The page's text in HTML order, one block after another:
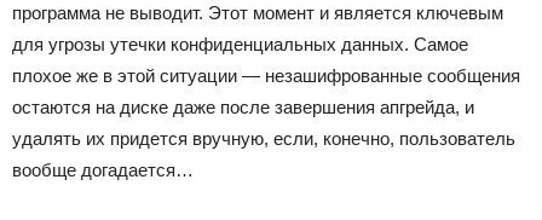
программа не выводит. Этот момент и является ключевым
для угрозы утечки конфиденциальных данных. Самое
плохое же в этой ситуации — незашифрованные сообщения
остаются на диске даже после завершения апгрейда, и
удалять их придется вручную, если, конечно, пользователь
вообще догадается…